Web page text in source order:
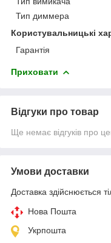
Тип диммера
Користувальницькі
Гарантія
Приховати
Відгуки про товар
Ще немає відгуків про
Умови доставки
Доставка здійснюється
Нова Пошта
Укрпошта